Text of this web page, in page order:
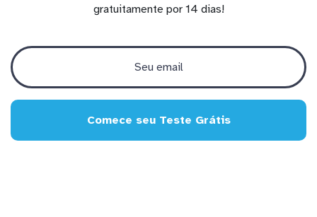
gratuitamente por 14 dias!
Comece seu Teste Grátis